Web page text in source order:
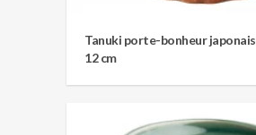
Tanuki porte-bonheur japonais
12 cm